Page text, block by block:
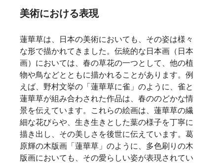
美術における表現
蓮華草は、日本の美術においても、その姿は様々
な形で描かれてきました。伝統的な日本画（日本
画）においては、春の草花の一つとして、他の植
物や鳥などとともに描かれることがあります。例
えば、野村文挙の「蓮華草に雀」のように、雀と
蓮華草が組み合わされた作品は、春ののどかな情
景を伝えています。これらの絵画は、蓮華草の繊
細な花びらや、生き生きとした葉の様子を丁寧に
描き出し、その美しさを後世に伝えています。葛
原輝の木版画「蓮華草」のように、多色刷りの木
版画においても、その愛らしい姿が表現されてい